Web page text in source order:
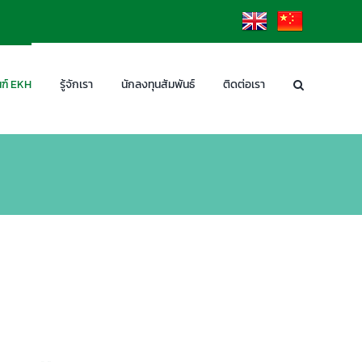
EN CN
EKH รู้จักเรา นักลงทุนสัมพันธ์ ติดต่อเรา